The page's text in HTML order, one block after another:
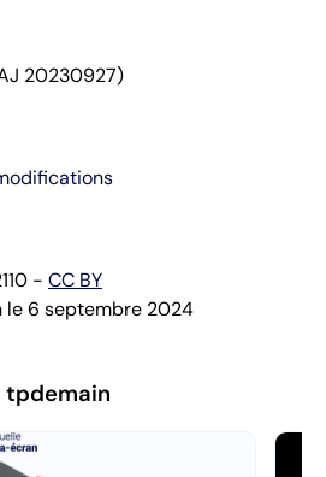
20230927)
- CC BY
le 6 septembre 2024
tpdemain